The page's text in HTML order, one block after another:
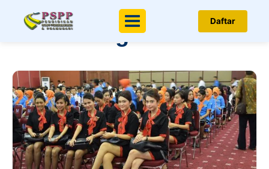
Menu Daftar
Berita & Artikel
Penerbangan